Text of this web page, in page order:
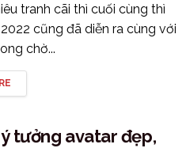
tranh cãi thì cuối cùng thì
cũng đã diễn ra cùng với
chờ...
ý tưởng avatar đẹp,